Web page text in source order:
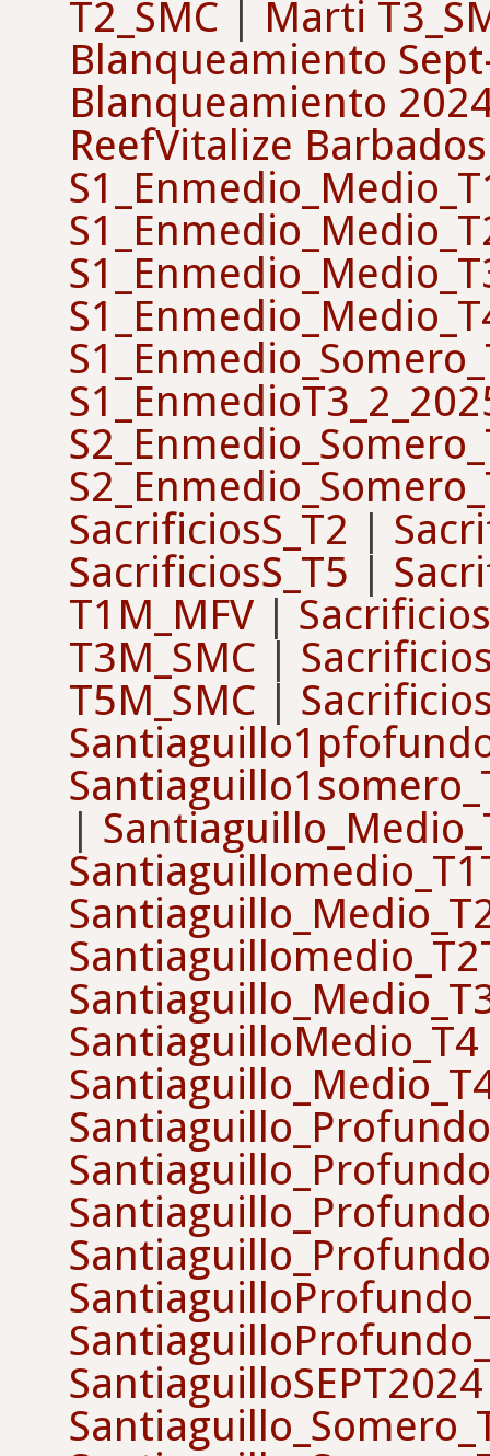
T2_SMC
Marti
Blanqueamiento
Blanqueamiento
ReefVitalize Barbados
SacrificiosS_T2 |
SacrificiosS_T5 |
T1M_MFV |
T3M_SMC |
T5M_SMC |
|
SantiaguilloMedio_T4
SantiaguilloSEPT2024